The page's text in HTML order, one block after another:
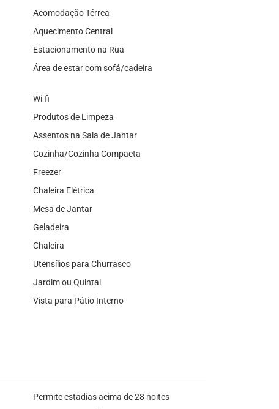
Acomodação Térrea
Aquecimento Central
Estacionamento na Rua
Área de estar com sofá/cadeira
Wi-fi
Produtos de Limpeza
Assentos na Sala de Jantar
Cozinha/Cozinha Compacta
Freezer
Chaleira Elétrica
Mesa de Jantar
Geladeira
Chaleira
Utensílios para Churrasco
Jardim ou Quintal
Vista para Pátio Interno
Permite estadias acima de 28 noites